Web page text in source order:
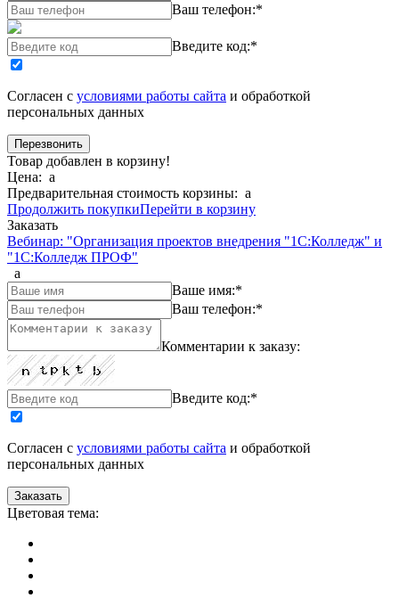
Ваш телефон:*
Введите код:*
Согласен с условиями работы сайта и обработкой
персональных данных
Товар добавлен в корзину!
Цена: a
Предварительная стоимость корзины: a
Продолжить покупкиПерейти в корзину
Заказать
Вебинар: "Организация проектов внедрения "1С:Колледж" и
"1С:Колледж ПРОФ"
a
Ваше имя:*
Ваш телефон:*
Комментарии к заказу:
Введите код:*
Согласен с условиями работы сайта и обработкой
персональных данных
Цветовая тема: